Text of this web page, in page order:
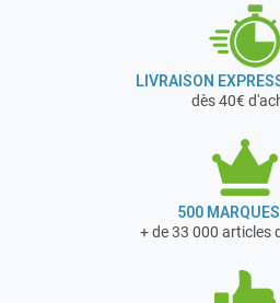
LIVRAISON
dès 40€
500
+ de 33 000 articles